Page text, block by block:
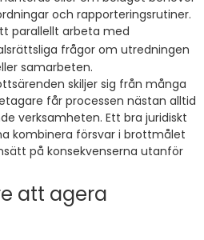
och rapporteringsrutiner.
parallellt arbeta med
frågor om utredningen
samarbeten.
skiljer sig från många
får processen nästan alltid
verksamheten. Ett bra juridiskt
kombinera försvar i brottmålet
på konsekvenserna utanför
att agera